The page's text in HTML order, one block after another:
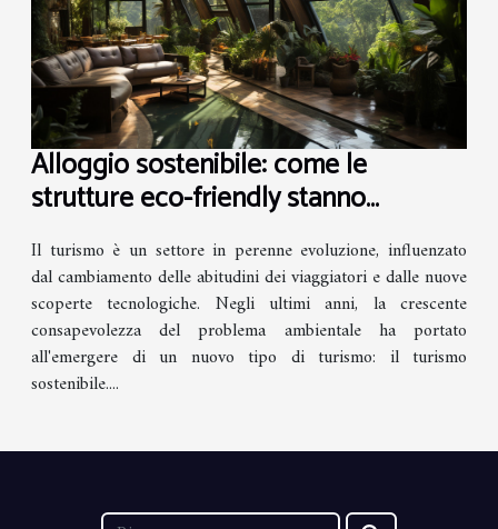
Alloggio sostenibile: come le
strutture eco-friendly stanno
cambiando il volto del turismo
Il turismo è un settore in perenne evoluzione, influenzato
dal cambiamento delle abitudini dei viaggiatori e dalle nuove
scoperte tecnologiche. Negli ultimi anni, la crescente
consapevolezza del problema ambientale ha portato
all'emergere di un nuovo tipo di turismo: il turismo
sostenibile....